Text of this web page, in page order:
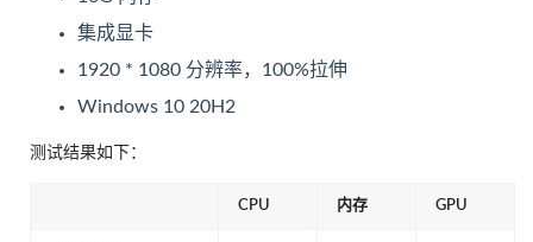
集成显卡
1920 * 1080 分辨率，100%拉伸
Windows 10 20H2
测试结果如下：
CPU 内存 GPU